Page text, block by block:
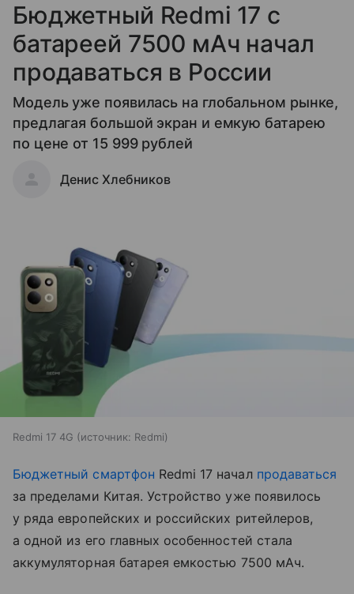
Бюджетный Redmi 17 с
батареей 7500 мАч начал
продаваться в России
Модель уже появилась на глобальном рынке,
предлагая большой экран и емкую батарею
по цене от 15 999 рублей
Денис Хлебников
Redmi 17 4G источник: Redmi
Бюджетный смартфон Redmi 17 начал продаваться
за пределами Китая. Устройство уже появилось
у ряда европейских и российских ритейлеров,
а одной из его главных особенностей стала
аккумуляторная батарея емкостью 7500 мАч.